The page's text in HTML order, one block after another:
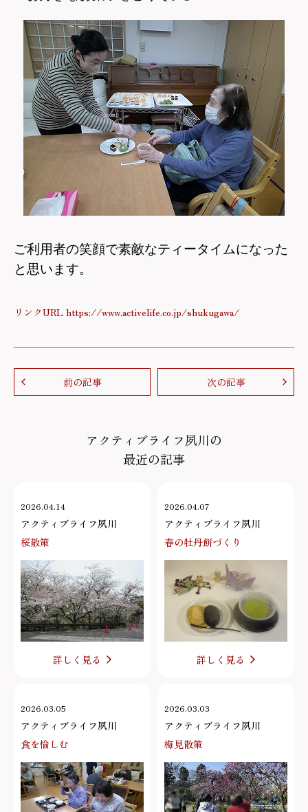
ご利用者の笑顔で素敵なティータイムになった
と思います。
リンクURL https://www.activelife.co.jp/shukugawa/
前の記事 次の記事
アクティブライフ夙川の
最近の記事
2026.04.14
アクティブライフ夙川
桜散策
詳しく見る
2026.04.07
アクティブライフ夙川
春の牡丹餅づくり
詳しく見る
2026.03.05
アクティブライフ夙川
食を愉しむ
2026.03.03
アクティブライフ夙川
梅見散策